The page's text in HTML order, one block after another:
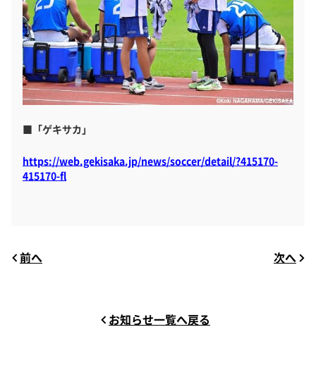
■「ゲキサカ」
https://web.gekisaka.jp/news/soccer/detail/?415170-
415170-fl
前へ 次へ
お知らせ一覧へ戻る